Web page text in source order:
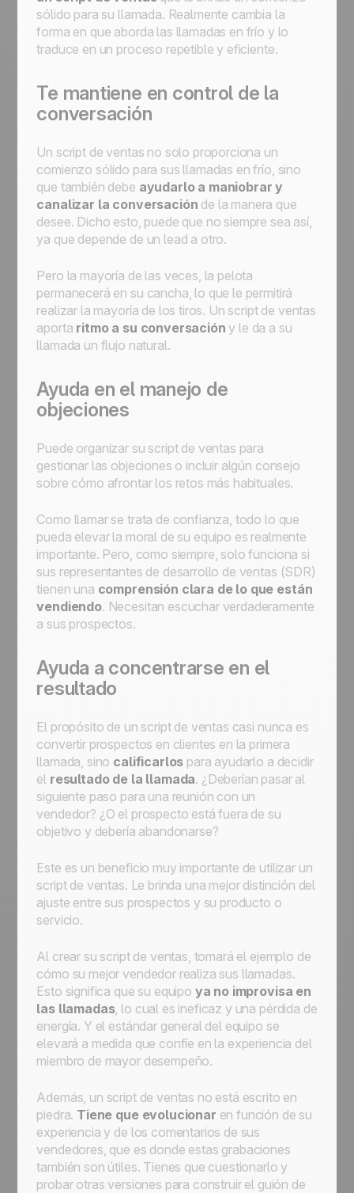
sólido para su llamada. Realmente cambia la
forma en que aborda las llamadas en frío y lo
traduce en un proceso repetible y eficiente.
Te mantiene en control de la
conversación
Un script de ventas no solo proporciona un
comienzo sólido para sus llamadas en frío, sino
que también debe ayudarlo a maniobrar y
canalizar la conversación de la manera que
desee. Dicho esto, puede que no siempre sea así,
ya que depende de un lead a otro.
Pero la mayoría de las veces, la pelota
permanecerá en su cancha, lo que le permitirá
realizar la mayoría de los tiros. Un script de ventas
aporta ritmo a su conversación y le da a su
llamada un flujo natural.
Ayuda en el manejo de
objeciones
Puede organizar su script de ventas para
gestionar las objeciones o incluir algún consejo
sobre cómo afrontar los retos más habituales.
Como llamar se trata de confianza, todo lo que
pueda elevar la moral de su equipo es realmente
importante. Pero, como siempre, solo funciona si
sus representantes de desarrollo de ventas (SDR)
tienen una comprensión clara de lo que están
vendiendo. Necesitan escuchar verdaderamente
a sus prospectos.
Ayuda a concentrarse en el
resultado
El propósito de un script de ventas casi nunca es
convertir prospectos en clientes en la primera
llamada, sino calificarlos para ayudarlo a decidir
el resultado de la llamada. ¿Deberían pasar al
siguiente paso para una reunión con un
vendedor? ¿O el prospecto está fuera de su
objetivo y debería abandonarse?
Este es un beneficio muy importante de utilizar un
script de ventas. Le brinda una mejor distinción del
ajuste entre sus prospectos y su producto o
servicio.
Al crear su script de ventas, tomará el ejemplo de
cómo su mejor vendedor realiza sus llamadas.
Esto significa que su equipo ya no improvisa en
las llamadas, lo cual es ineficaz y una pérdida de
energía. Y el estándar general del equipo se
elevará a medida que confíe en la experiencia del
miembro de mayor desempeño.
Además, un script de ventas no está escrito en
piedra. Tiene que evolucionar en función de su
experiencia y de los comentarios de sus
vendedores, que es donde estas grabaciones
también son útiles. Tienes que cuestionarlo y
probar otras versiones para construir el guión de